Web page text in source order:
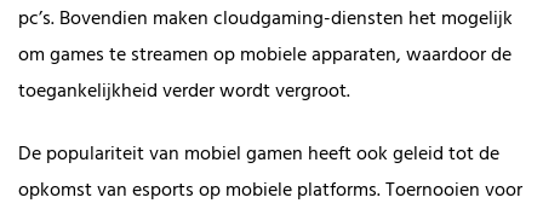
pc’s. Bovendien maken cloudgaming-diensten het mogelijk
om games te streamen op mobiele apparaten, waardoor de
toegankelijkheid verder wordt vergroot.
De populariteit van mobiel gamen heeft ook geleid tot de
opkomst van esports op mobiele platforms. Toernooien voor